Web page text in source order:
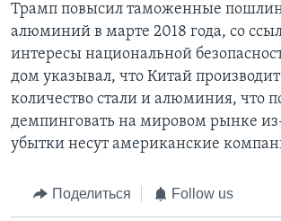
Трамп повысил таможенные
алюминий в марте 2018 года, со
интересы национальной
дом указывал, что Китай
количество стали и алюминия, что
демпинговать на мировом рынке
убытки несут американские
Поделиться Follow us